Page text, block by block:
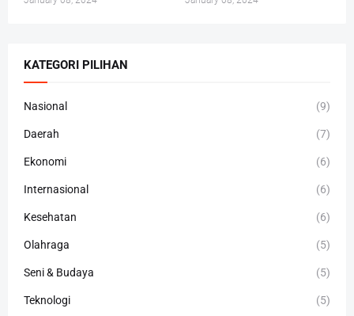
KATEGORI PILIHAN
Nasional (9)
Daerah (7)
Ekonomi (6)
Internasional (6)
Kesehatan (6)
Olahraga (5)
Seni & Budaya (5)
Teknologi (5)